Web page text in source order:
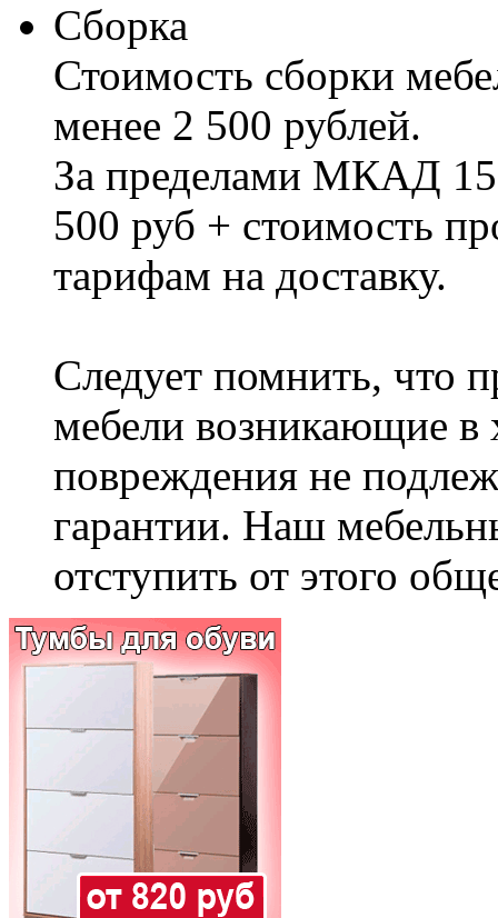
Сборка
Стоимость сборки
менее 2 500 рублей.
За пределами МКАД
500 руб + стоимость
тарифам на доставку.
Следует помнить, что
мебели возникающие в
повреждения не
гарантии. Наш
отступить от этого